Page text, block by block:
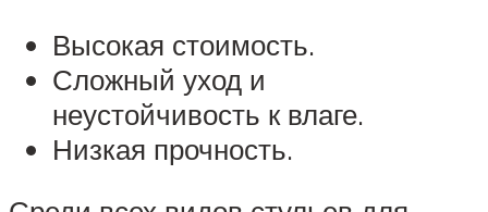
Высокая стоимость.
Сложный уход и
неустойчивость к влаге.
Низкая прочность.